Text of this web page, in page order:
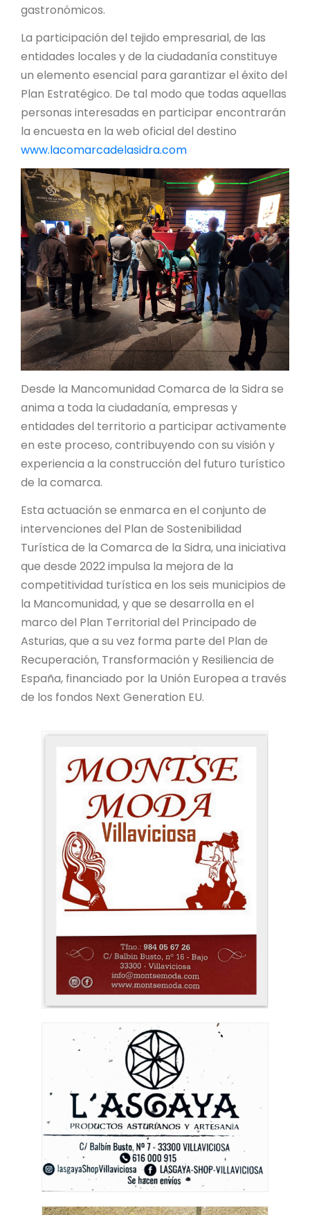
gastronómicos.
La participación del tejido empresarial, de las
entidades locales y de la ciudadanía constituye
un elemento esencial para garantizar el éxito del
Plan Estratégico. De tal modo que todas aquellas
personas interesadas en participar encontrarán
la encuesta en la web oficial del destino
www.lacomarcadelasidra.com
Desde la Mancomunidad Comarca de la Sidra se
anima a toda la ciudadanía, empresas y
entidades del territorio a participar activamente
en este proceso, contribuyendo con su visión y
experiencia a la construcción del futuro turístico
de la comarca.
Esta actuación se enmarca en el conjunto de
intervenciones del Plan de Sostenibilidad
Turística de la Comarca de la Sidra, una iniciativa
que desde 2022 impulsa la mejora de la
competitividad turística en los seis municipios de
la Mancomunidad, y que se desarrolla en el
marco del Plan Territorial del Principado de
Asturias, que a su vez forma parte del Plan de
Recuperación, Transformación y Resiliencia de
España, financiado por la Unión Europea a través
de los fondos Next Generation EU.